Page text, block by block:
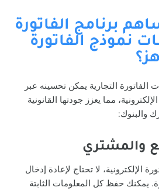
برنامج الفاتورة
نموذج الفاتورة
التجارية يمكن تحسينه عبر
مما يعزز جودتها القانونية
والبنوك:
الإلكترونية، لا تحتاج لإعادة إدخال
يمكنك حفظ كل المعلومات الثابتة